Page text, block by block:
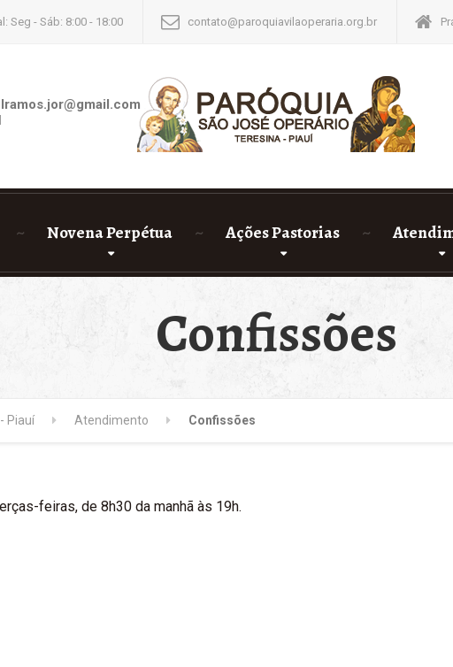
Seg - Sáb: 8:00 - 18:00 contato@paroquiavilaoperaria.org.br
Novena Perpétua Ações Pastorias
Confissões
Piauí Atendimento Confissões
feiras, de 8h30 da manhã às 19h.